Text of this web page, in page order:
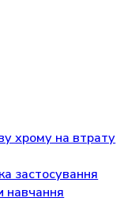
хрому на втрату
застосування
навчання